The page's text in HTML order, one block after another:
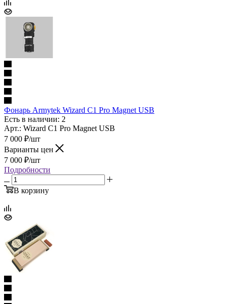
Фонарь Armytek Wizard C1 Pro Magnet USB
Есть в наличии: 2
Арт.: Wizard C1 Pro Magnet USB
7 000 ₽/шт
Варианты цен
7 000 ₽/шт
Подробности
В корзину